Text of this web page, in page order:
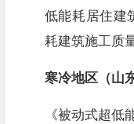
低能耗居住建
耗建筑施工质
寒冷地区（山东
《被动式超低